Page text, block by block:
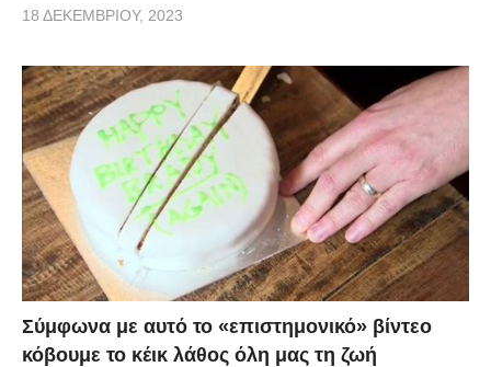
18 ΔΕΚΕΜΒΡΊΟΥ, 2023
Σύμφωνα με αυτό το «επιστημονικό» βίντεο
κόβουμε το κέικ λάθος όλη μας τη ζωή